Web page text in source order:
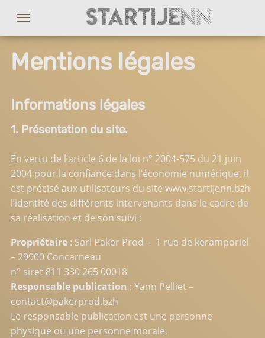
Mentions légales
Informations légales
1. Présentation du site.
En vertu de l’article 6 de la loi n° 2004-575 du 21 juin
2004 pour la confiance dans l’économie numérique, il
est précisé aux utilisateurs du site www.startijenn.bzh
l’identité des différents intervenants dans le cadre de
sa réalisation et de son suivi :
Propriétaire: Sarl Paker Prod – 1 rue de keramporiel
– 29900 Concarneau
n° siret 811 330 265 00018
Responsable publication : Yann Pelliet –
contact@pakerprod.bzh
Le responsable publication est une personne
physique ou une personne morale.